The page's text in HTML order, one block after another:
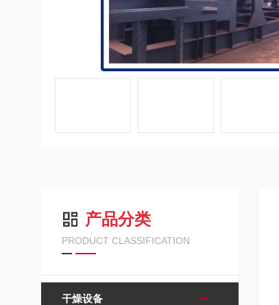
产品分类
PRODUCT CLASSIFICATION
干燥设备